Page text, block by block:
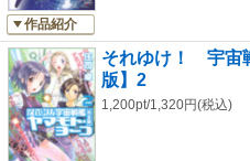
作品紹介
それゆけ！ 宇宙
版】2
1,200pt/1,320円(税込)